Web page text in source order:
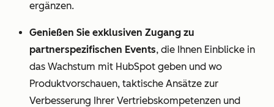
ergänzen.
Genießen Sie exklusiven Zugang zu
partnerspezifischen Events, die Ihnen Einblicke in
das Wachstum mit HubSpot geben und wo
Produktvorschauen, taktische Ansätze zur
Verbesserung Ihrer Vertriebskompetenzen und